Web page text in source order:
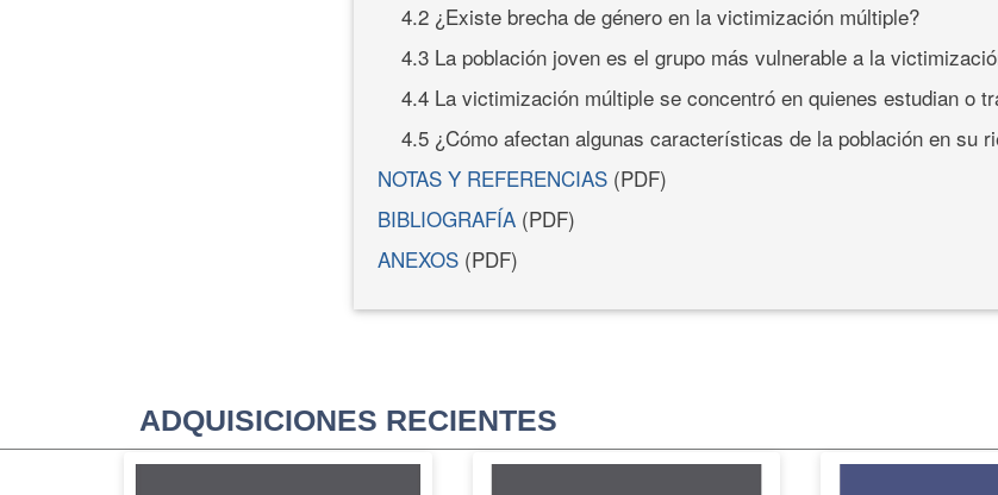
4.2 ¿Existe brecha de género en la victimización múltiple?
4.3 La población joven es el grupo más vulnerable a la
4.4 La victimización múltiple se concentró en quienes estudian o
4.5 ¿Cómo afectan algunas características de la población en su
NOTAS Y REFERENCIAS (PDF)
BIBLIOGRAFÍA (PDF)
ANEXOS (PDF)
ADQUISICIONES RECIENTES